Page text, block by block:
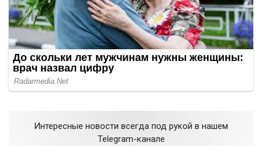
Интересные новости всегда под рукой в нашем
Telegram-канале